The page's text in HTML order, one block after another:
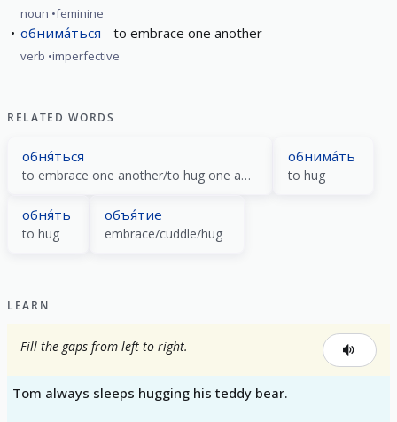
noun feminine
обнима́ться to embrace one another
verb imperfective
RELATED WORDS
обня́ться
to embrace one another/to hug one another
обнима́ть
to hug
обня́ть
to hug
объя́тие
embrace/cuddle/hug
LEARN
Fill the gaps from left to right.
Tom always sleeps hugging his teddy bear.